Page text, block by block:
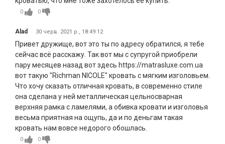
0 0
Alad 30 черв. 2021 р., 18:49:12
Привет дружище, вот это ты по адресу обратился, я тебе
сейчас всё расскажу. Так вот мы с супругой приобрели
пару месяцев назад вот здесь https://matrasluxe.com.ua
вот такую "Richman NICOLE" кровать с мягким изголовьем.
Что хочу сказать отличная кровать, в современно стиле
она сделана у ней металлическая цельносварная
верхняя рамка с ламелями, а обивка кровати и изголовья
весьма приятная на ощупь, да и по деньгам такая
кровать нам вовсе недорого обошлась.
0 0